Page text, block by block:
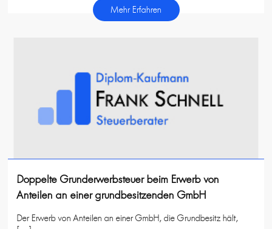
Mehr Erfahren
Doppelte Grunderwerbsteuer beim Erwerb von
Anteilen an einer grundbesitzenden GmbH
Der Erwerb von Anteilen an einer GmbH, die Grundbesitz hält,